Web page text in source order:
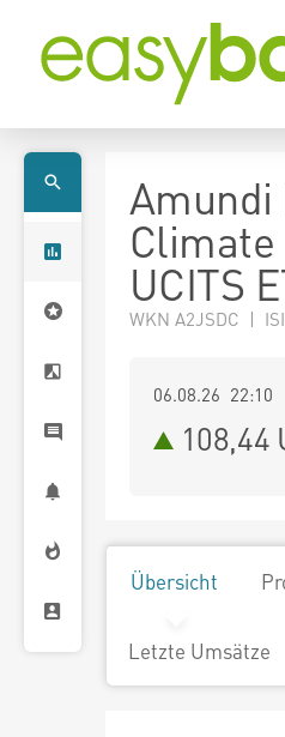
Amundi
UCITS
WKN A2JSDC |
06.08.26 22:10
108,44
Übersicht
Letzte Umsätze